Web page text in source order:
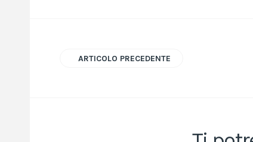
ARTICOLO PRECEDENTE